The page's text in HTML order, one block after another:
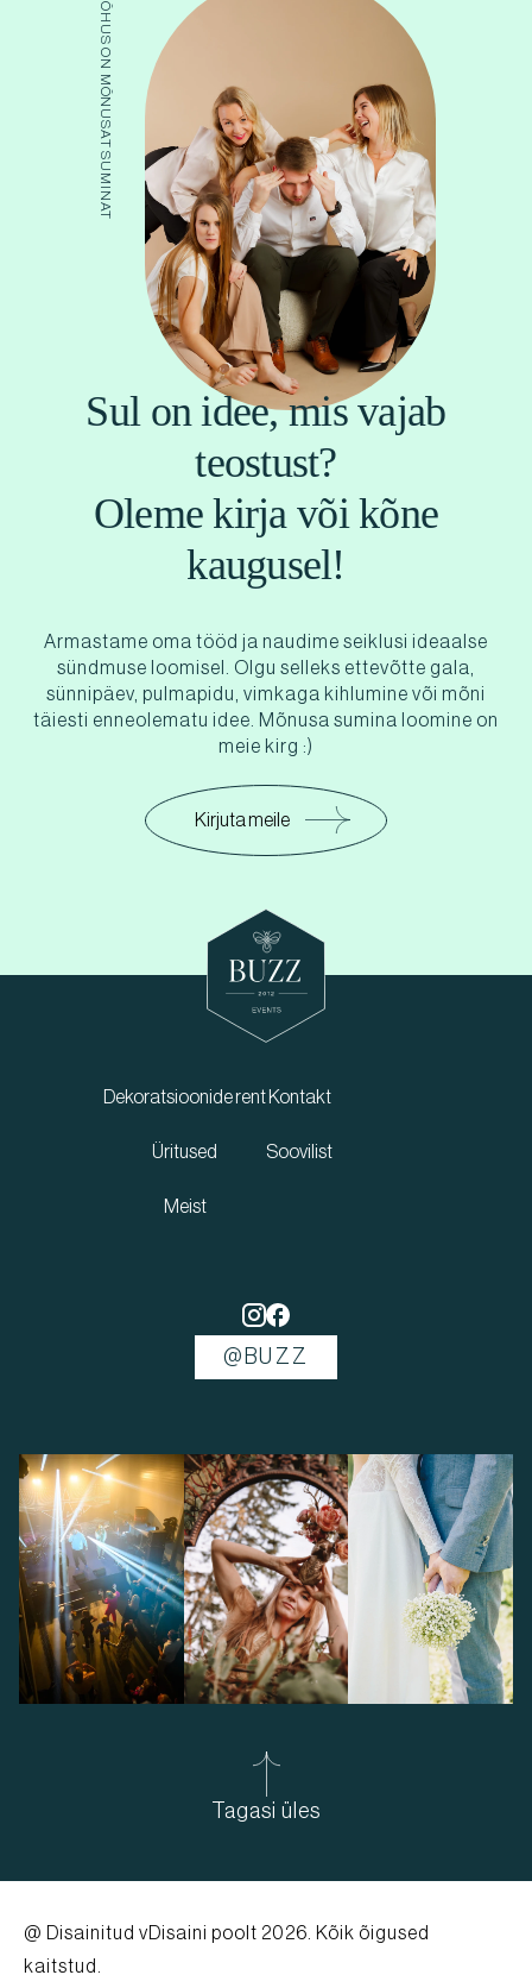
ÕHUS ON MÕNUSAT SUMINAT
Sul on idee, mis vajab
teostust?
Oleme kirja või kõne
kaugusel!
Armastame oma tööd ja naudime seiklusi ideaalse
sündmuse loomisel. Olgu selleks ettevõtte gala,
sünnipäev, pulmapidu, vimkaga kihlumine või mõni
täiesti enneolematu idee. Mõnusa sumina loomine on
meie kirg :)
Kirjuta meile
@BUZZ
Dekoratsioonide rent
Üritused
Meist
Kontakt
Soovilist
Tagasi üles
@ Disainitud vDisaini poolt 2026. Kõik õigused
kaitstud.